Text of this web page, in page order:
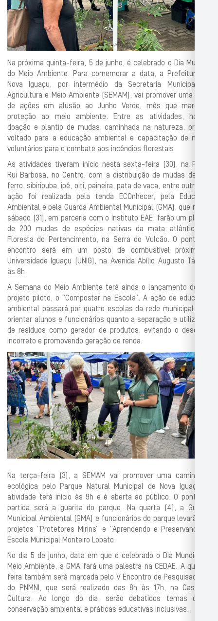
Na próxima quinta-feira, 5 de junho, é celebrado o Dia Mundial
do Meio Ambiente. Para comemorar a data, a Prefeitura de
Nova Iguaçu, por intermédio da Secretaria Municipal de
Agricultura e Meio Ambiente (SEMAM), vai promover uma série
de ações em alusão ao Junho Verde, mês que marca a
proteção ao meio ambiente. Entre as atividades, haverá
doação e plantio de mudas, caminhada na natureza, projeto
voltado para a educação ambiental e capacitação de novos
voluntários para o combate aos incêndios florestais.
As atividades tiveram início nesta sexta-feira (30), na Praça
Rui Barbosa, no Centro, com a distribuição de mudas de pau
ferro, sibiripuba, ipê, oiti, paineira, pata de vaca, entre outras. A
ação foi realizada pela tenda ECOnhecer, pela Educação
Ambiental e pela Guarda Ambiental Municipal (GMA), que neste
sábado (31), em parceria com o Instituto EAE, farão um plantio
de 200 mudas de espécies nativas da mata atlântica na
Floresta do Pertencimento, na Serra do Vulcão. O ponto de
encontro será em um posto de combustível próximo à
Universidade Iguaçu (UNIG), na Avenida Abílio Augusto Távora,
às 8h.
A Semana do Meio Ambiente terá ainda o lançamento de um
projeto piloto, o “Compostar na Escola”. A ação de educação
ambiental passará por quatro escolas da rede municipal e irá
orientar alunos e funcionários quanto a separação e utilização
de resíduos como gerador de produtos, evitando o descarte
incorreto e promovendo geração de renda.
Na terça-feira (3), a SEMAM vai promover uma caminhada
ecológica pelo Parque Natural Municipal de Nova Iguaçu. A
atividade terá início às 9h e é aberta ao público. O ponto de
partida será a guarita do parque. Na quarta (4), a Guarda
Municipal Ambiental (GMA) e funcionários do parque levarão os
projetos “Protetores Mirins” e “Aprendendo e Preservando” à
Escola Municipal Monteiro Lobato.
No dia 5 de junho, data em que é celebrado o Dia Mundial do
Meio Ambiente, a GMA fará uma palestra na CEDAE. A quinta-
feira também será marcada pelo V Encontro de Pesquisadores
do PNMNI, que será realizado das 8h às 17h, na Casa de
Cultura. Ao longo do dia, serão debatidos temas como
conservação ambiental e práticas educativas inclusivas.